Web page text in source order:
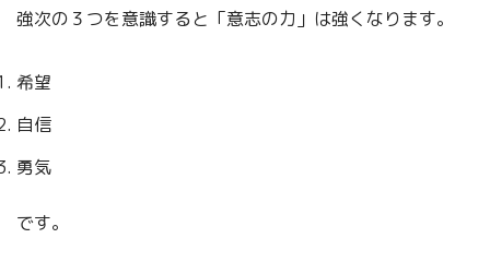
強次の３つを意識すると「意志の力」は強くなります。
希望
自信
勇気
です。